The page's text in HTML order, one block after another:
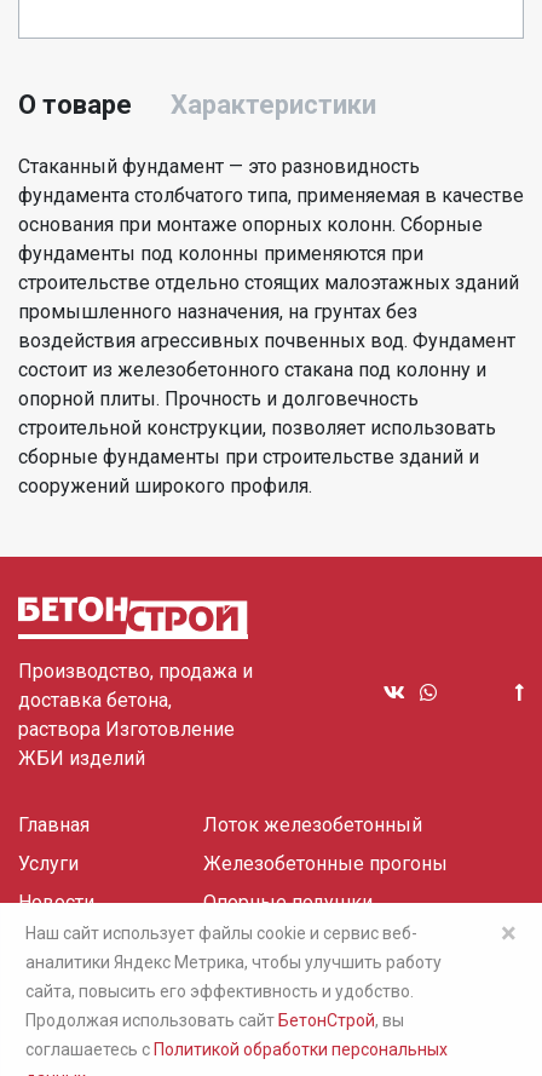
О товаре Характеристики
Стаканный фундамент — это разновидность
фундамента столбчатого типа, применяемая в качестве
основания при монтаже опорных колонн. Сборные
фундаменты под колонны применяются при
строительстве отдельно стоящих малоэтажных зданий
промышленного назначения, на грунтах без
воздействия агрессивных почвенных вод. Фундамент
состоит из железобетонного стакана под колонну и
опорной плиты. Прочность и долговечность
строительной конструкции, позволяет использовать
сборные фундаменты при строительстве зданий и
сооружений широкого профиля.
Производство, продажа и
доставка бетона,
раствора Изготовление
ЖБИ изделий
Главная
Услуги
Новости
Отзывы
Документы
Контакты
Лоток железобетонный
Железобетонные прогоны
Опорные подушки
Плита канала
×
Наш сайт использует файлы cookie и сервис веб-
аналитики Яндекс Метрика, чтобы улучшить работу
сайта, повысить его эффективность и удобство.
Продолжая использовать сайт БетонСтрой, вы
соглашаетесь c Политикой обработки персональных